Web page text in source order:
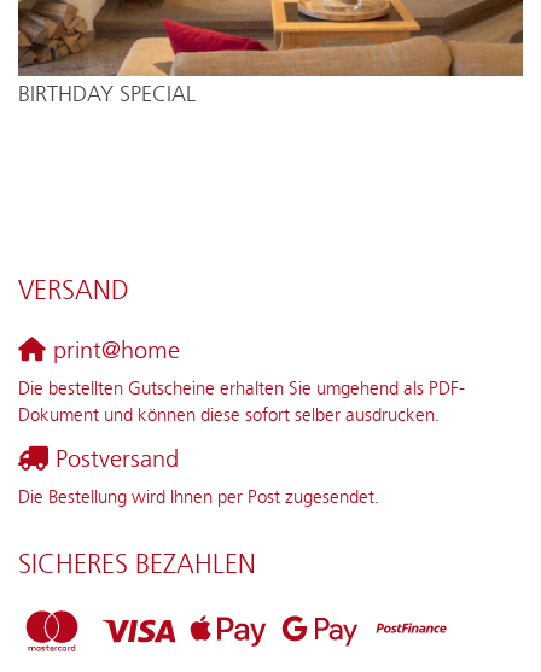
BIRTHDAY SPECIAL
VERSAND
print@home
Die bestellten Gutscheine erhalten Sie umgehend als PDF-
Dokument und können diese sofort selber ausdrucken.
Postversand
Die Bestellung wird Ihnen per Post zugesendet.
SICHERES BEZAHLEN